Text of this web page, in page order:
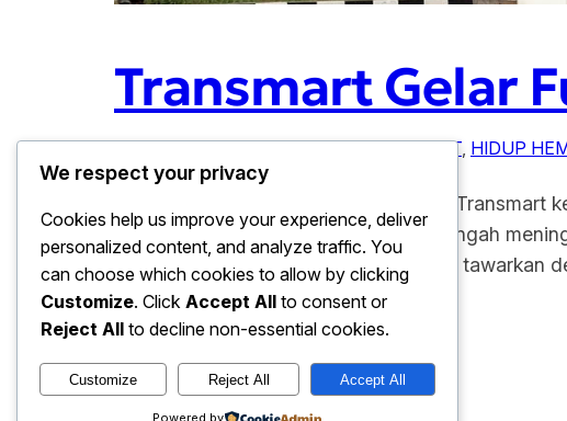
Transmart Gelar
Januari 22, 2026ANTUSIAS MASYARAKAT, HIDUP
Transmart Gelar Full Day Sale Hari Ini.
strategi menarik minat konsumen di tengah
masyarakat karena berbagai produk di tawarkan
baju hari ini
We respect your privacy
Cookies help us improve your experience, deliver
personalized content, and analyze traffic. You
can choose which cookies to allow by clicking
Customize. Click Accept All to consent or
Reject All to decline non-essential cookies.
Customize Reject All Accept All
Powered by